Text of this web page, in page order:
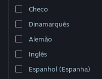
Checo
Dinamarquês
Alemão
Inglês
Espanhol (Espanha)